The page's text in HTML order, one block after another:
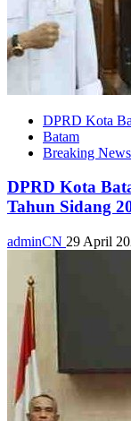
DPRD Kota
Batam
Breaking News
DPRD Kota
Tahun Sidang
adminCN 29 April